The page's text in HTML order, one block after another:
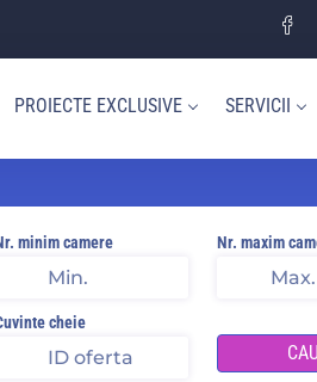
PROIECTE EXCLUSIVE SERVICII
minim camere Nr. maxim
cheie